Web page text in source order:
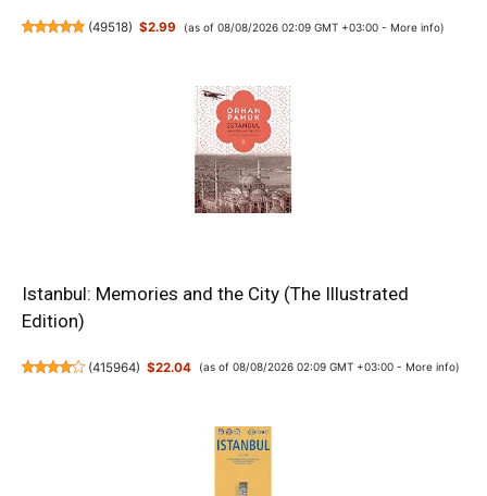
(49518) $2.99 (as of 08/08/2026 02:09 GMT +03:00 - More info)
Istanbul: Memories and the City (The Illustrated
Edition)
(415964) $22.04 (as of 08/08/2026 02:09 GMT +03:00 - More info)